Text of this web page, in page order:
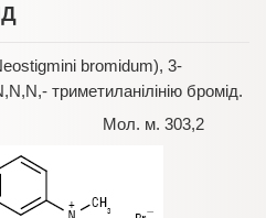
bromidum), 3-
триметиланілінію бромід.
м. 303,2